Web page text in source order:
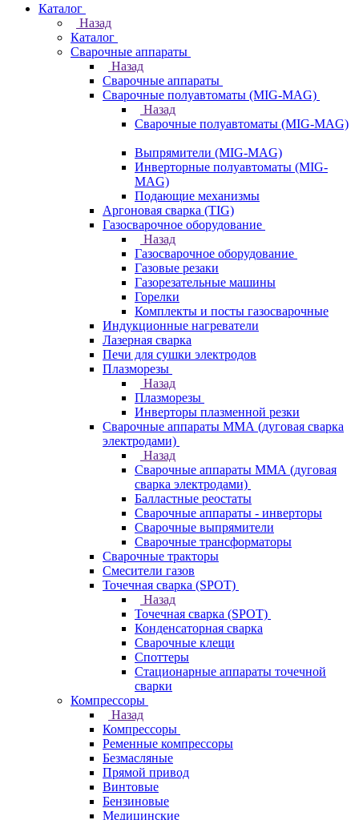
Каталог
Назад
Каталог
Сварочные аппараты
Назад
Сварочные аппараты
Сварочные полуавтоматы (MIG-MAG)
Назад
Сварочные полуавтоматы (MIG-MAG)
Выпрямители (MIG-MAG)
Инверторные полуавтоматы (MIG-
MAG)
Подающие механизмы
Аргоновая сварка (TIG)
Газосварочное оборудование
Назад
Газосварочное оборудование
Газовые резаки
Газорезательные машины
Горелки
Комплекты и посты газосварочные
Индукционные нагреватели
Лазерная сварка
Печи для сушки электродов
Плазморезы
Назад
Плазморезы
Инверторы плазменной резки
Сварочные аппараты ММА (дуговая сварка
электродами)
Назад
Сварочные аппараты ММА (дуговая
сварка электродами)
Балластные реостаты
Сварочные аппараты - инверторы
Сварочные выпрямители
Сварочные трансформаторы
Сварочные тракторы
Смесители газов
Точечная сварка (SPOT)
Назад
Точечная сварка (SPOT)
Конденсаторная сварка
Сварочные клещи
Споттеры
Стационарные аппараты точечной
сварки
Компрессоры
Назад
Компрессоры
Ременные компрессоры
Безмасляные
Прямой привод
Винтовые
Бензиновые
Медицинские